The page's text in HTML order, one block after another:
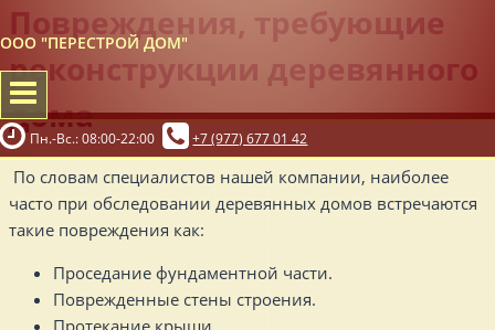
ООО "ПЕРЕСТРОЙ ДОМ"
Пн.-Вс.: 08:00-22:00 +7 (977) 677 01 42
Повреждения, требующие
реконструкции деревянного
дома
По словам специалистов нашей компании, наиболее
часто при обследовании деревянных домов встречаются
такие повреждения как:
Проседание фундаментной части.
Поврежденные стены строения.